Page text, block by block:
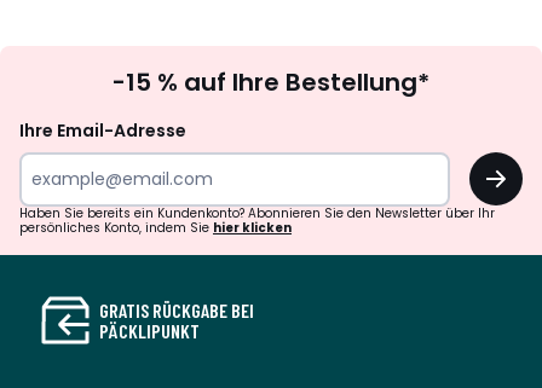
abonnieren
-15 % auf Ihre Bestellung*
Ihre Email-Adresse
OK
Haben Sie bereits ein Kundenkonto? Abonnieren Sie den Newsletter über Ihr
persönliches Konto, indem Sie hier klicken
GRATIS RÜCKGABE BEI
PÄCKLIPUNKT